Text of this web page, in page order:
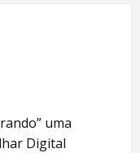
uma
Digital